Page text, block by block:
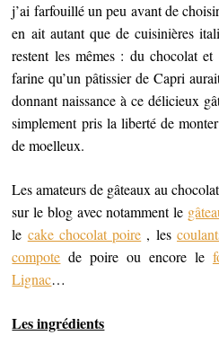
j’ai farfouillé un peu avant de
en ait autant que de cuisinières
restent les mêmes : du chocolat
farine qu’un pâtissier de Capri
donnant naissance à ce délicieux
simplement pris la liberté de
de moelleux.
Les amateurs de gâteaux au
sur le blog avec notamment le
le cake chocolat poire , les
compote de poire ou encore le
Lignac…
Les ingrédients